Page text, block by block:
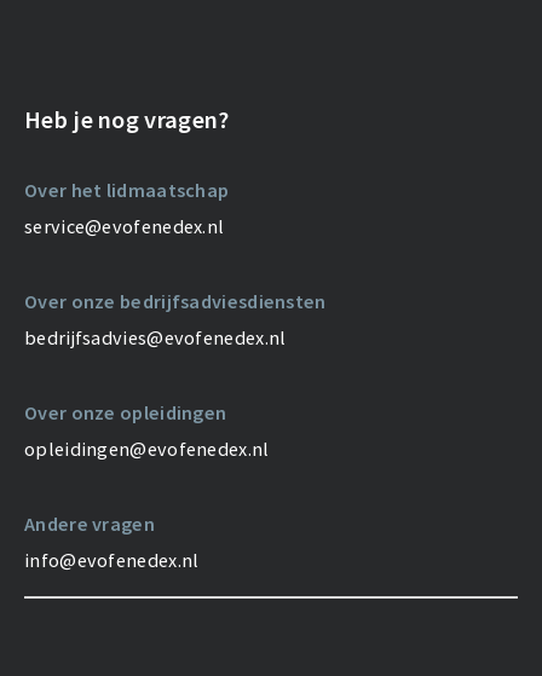
Heb je nog vragen?
Over het lidmaatschap
service@evofenedex.nl
Over onze bedrijfsadviesdiensten
bedrijfsadvies@evofenedex.nl
Over onze opleidingen
opleidingen@evofenedex.nl
Andere vragen
info@evofenedex.nl